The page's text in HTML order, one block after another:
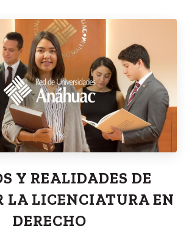
Y REALIDADES DE
LA LICENCIATURA EN
DERECHO